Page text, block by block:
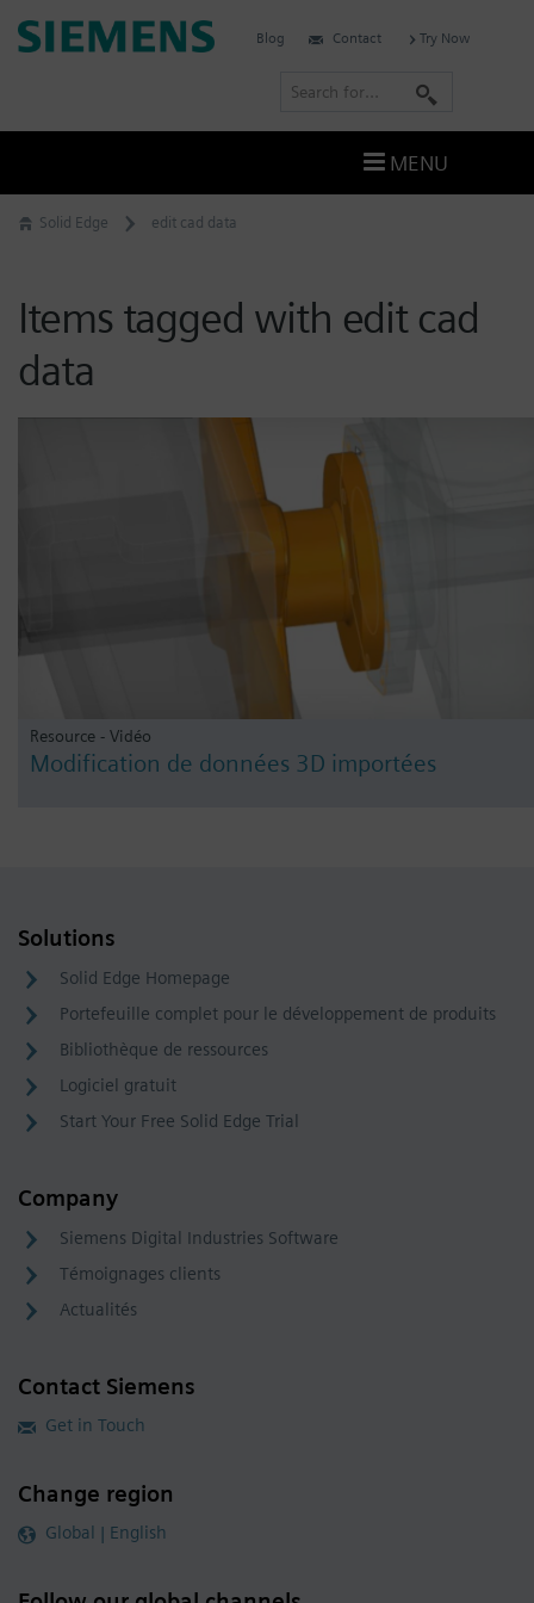
Skip
to
Solid Edge edit cad data
Items tagged with edit cad
data
Resource - Vidéo
Modification de données 3D importées
Solutions
Solid Edge Homepage
Portefeuille complet pour le développement de produits
Bibliothèque de ressources
Logiciel gratuit
Start Your Free Solid Edge Trial
Company
Siemens Digital Industries Software
Témoignages clients
Actualités
Contact Siemens
Get in Touch
Change region
Global | English
Siemens
Industries
for
Blog Contact Try Now
r
MENU